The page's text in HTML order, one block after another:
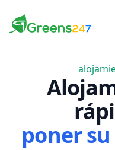
Greens247
Greens247
poner